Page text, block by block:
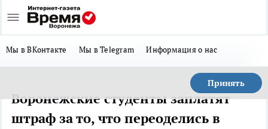
Мы в ВКонтакте Мы в Telegram Информация о нас
Принять
Воронежские студенты заплатят
штраф за то, что переоделись в